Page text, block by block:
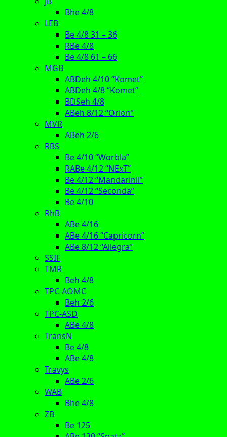
Bhe 4/8
LEB
Be 4/8 31 – 36
RBe 4/8
Be 4/8 61 – 66
MGB
ABDeh 4/10 “Komet”
ABDeh 4/8 “Komet”
BDSeh 4/8
ABeh 8/12 “Orion”
MVR
ABeh 2/6
RBS
Be 4/10 “Worbla”
RABe 4/12 “NExT”
Be 4/12 “Mandarinli”
Be 4/12 “Seconda”
Be 4/10
RhB
ABe 4/16
ABe 4/16 “Capricorn”
ABe 8/12 “Allegra”
SSIF
TMR
Beh 4/8
TPC-AOMC
Beh 2/6
TPC-ASD
ABe 4/8
TransN
Be 4/8
ABe 4/8
Travys
ABe 2/6
WAB
Bhe 4/8
ZB
Be 125